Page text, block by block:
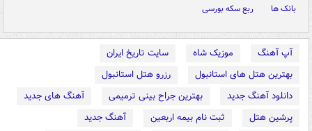
بانک ها
ربع سکه بورسی
آپ آهنگ موزیک شاه
سایت تاریخ ایران
بهترین هتل های استانبول
رزرو هتل استانبول
دانلود آهنگ جدید
بهترین جراح بینی ترمیمی
آهنگ های جدید
پرشین هتل
ثبت نام بیمه اربعین
آهنگ جدید